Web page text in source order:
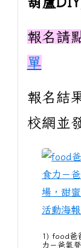
報名請
單
報名結
校網並
1) food爸
力－爸氣